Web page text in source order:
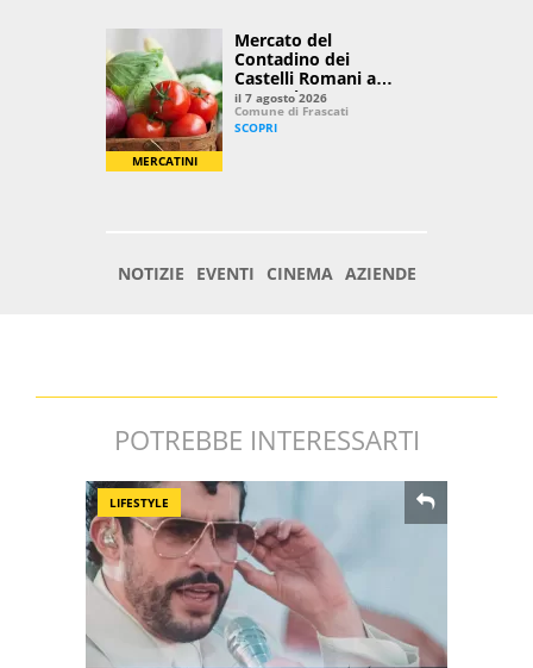
POTREBBE INTERESSARTI
LIFESTYLE